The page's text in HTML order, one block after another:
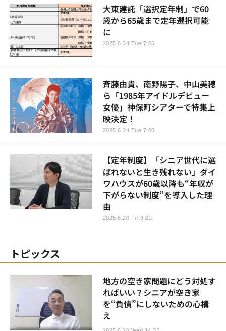
大東建託「選択定年制」で60
歳から65歳まで定年選択可能
に
2025.6.24 Tue 7:05
斉藤由貴、南野陽子、中山美穂
ら「1985年アイドルデビュー
女優」神保町シアターで特集上
映決定！
2025.6.24 Tue 7:00
【定年制度】「シニア世代に選
ばれないと生き残れない」ダイ
ワハウスが60歳以降も“年収が
下がらない制度”を導入した理
由
2025.6.20 Fri 9:01
トピックス
地方の空き家問題にどう対処す
ればいい？シニアが空き家
を“負債”にしないための心構
え